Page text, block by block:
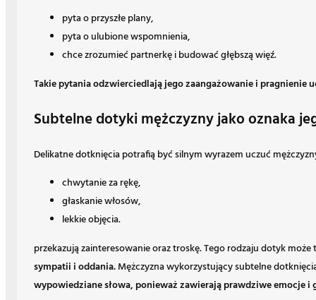
pyta o przyszłe plany,
pyta o ulubione wspomnienia,
chce zrozumieć partnerkę i budować głębszą więź.
Takie pytania odzwierciedlają jego zaangażowanie i pragnienie
Subtelne dotyki mężczyzny jako oznaka
Delikatne dotknięcia potrafią być silnym wyrazem uczuć
chwytanie za rękę,
głaskanie włosów,
lekkie objęcia.
przekazują zainteresowanie oraz troskę. Tego rodzaju dotyk
sympatii i oddania.Mężczyzna wykorzystujący subtelne
wypowiedziane słowa, ponieważ zawierają prawdziwe emocje i